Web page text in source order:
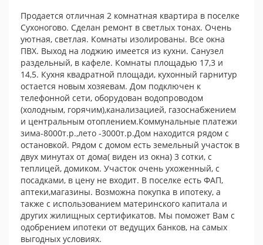
Продается отличная 2 комнатная квартира в поселке
Сухоногово. Сделан ремонт в светлых тонах. Очень
уютная, светлая. Комнаты изолированы. Все окна
ПВХ. Выход на лоджию имеется из кухни. Санузел
раздельный, в кафеле. Комнаты площадью 17,3 и
14,5. Кухня квадратной площади, кухонный гарнитур
остается новым хозяевам. Дом подключен к
телефонной сети, оборудован водопроводом
(холодным, горячим),канализацией, газоснабжением
и центральным отоплением.Коммунальные платежи
зима-8000т.р.,лето -3000т.р.Дом находится рядом с
остановкой. Рядом с домом есть земельный участок в
двух минутах от дома( виден из окна) 3 сотки, с
теплицей, домиком. Участок очень ухоженный, с
посадками, в цену не входит. В поселке есть ФАП,
аптеки,магазины. Возможна покупка в ипотеку, а
также с использованием материнского капитала и
других жилищных сертификатов. Мы поможет Вам с
одобрением ипотеки от ведущих банков, на самых
выгодных условиях.